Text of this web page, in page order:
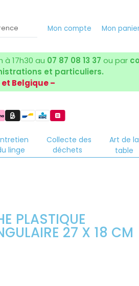
Mon compte Mon
à 17h30 au 07 87 08 13 37 ou par
et particuliers.
Belgique –
linge
Collecte des
déchets
Art de la
table
PLASTIQUE
27 X 18 CM